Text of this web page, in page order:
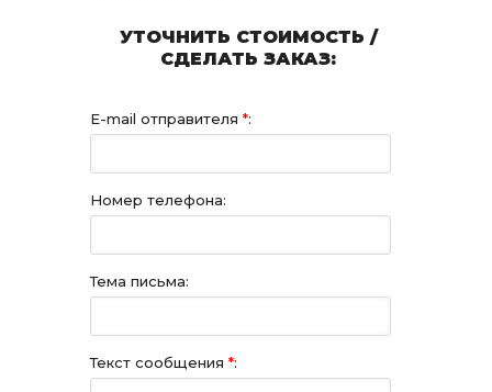
УТОЧНИТЬ СТОИМОСТЬ /
СДЕЛАТЬ ЗАКАЗ:
E-mail отправителя *:
Номер телефона:
Тема письма:
Текст сообщения *: